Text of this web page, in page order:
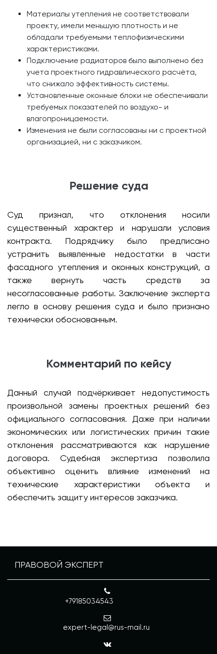
Материалы утепления не соответствовали
проекту, имели меньшую плотность и не
обладали требуемыми теплофизическими
характеристиками.
Подключение радиаторов было выполнено без
учета проектного гидравлического расчёта,
что снижало эффективность системы.
Установленные оконные блоки не обеспечивали
требуемых показателей по воздухо- и
влагопроницаемости.
Изменения не были согласованы ни с проектной
организацией, ни с заказчиком.
Решение суда
Суд признал, что отклонения носили
существенный характер и нарушали условия
контракта. Подрядчику было предписано
устранить выявленные недостатки в части
фасадного утепления и оконных конструкций, а
также вернуть часть средств за
несогласованные работы. Заключение эксперта
легло в основу решения суда и было признано
технически обоснованным.
Комментарий по кейсу
Данный случай подчёркивает недопустимость
произвольной замены проектных решений без
официального согласования. Даже при наличии
экономических или логистических причин такие
отклонения рассматриваются как нарушение
договора. Судебная экспертиза позволила
объективно оценить влияние изменений на
технические характеристики объекта и
обеспечить защиту интересов заказчика.
ПРАВОВОЙ ЭКСПЕРТ
+79185034543
expert-legal@rus-mail.ru